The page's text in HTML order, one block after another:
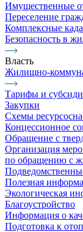
Имущественные
Переселение
Комплексные
Безопасность в
Власть
Жилищно-
Тарифы и
Закупки
Схемы
Концессионное
Обращение с
Организация
по обращению с
Полезная
Экологическая
Благоустройство
Информация о
Подготовка к